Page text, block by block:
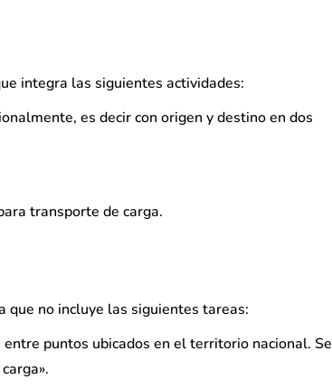
integra las siguientes actividades:
es decir con origen y destino en dos
transporte de carga.
que no incluye las siguientes tareas:
puntos ubicados en el territorio nacional. Se